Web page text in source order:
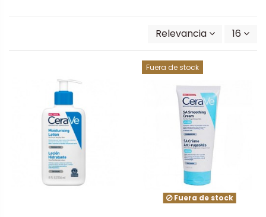
Relevancia 16
Fuera de stock
Fuera de stock